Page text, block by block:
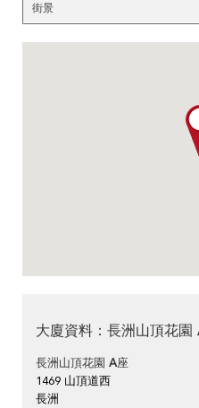
街景
大廈資料：長洲山頂花園
長洲山頂花園 A座
1469 山頂道西
長洲